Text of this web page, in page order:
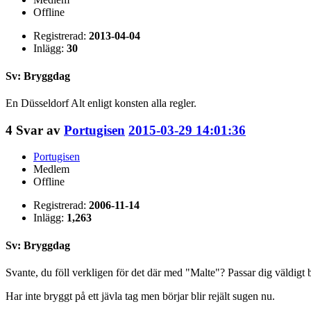
Offline
Registrerad: 2013-04-04
Inlägg: 30
Sv: Bryggdag
En Düsseldorf Alt enligt konsten alla regler.
4 Svar av Portugisen 2015-03-29 14:01:36
Portugisen
Medlem
Offline
Registrerad: 2006-11-14
Inlägg: 1,263
Sv: Bryggdag
Svante, du föll verkligen för det där med "Malte"? Passar dig väldigt
Har inte bryggt på ett jävla tag men börjar blir rejält sugen nu.